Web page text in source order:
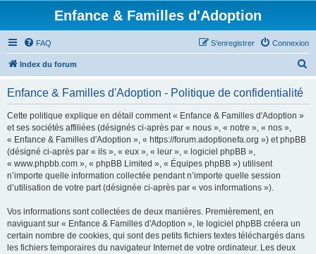
Enfance & Familles d'Adoption
FAQ Connexion
S’enregistrer
Index du forum
Enfance & Familles d'Adoption - Politique de confidentialité
Cette politique explique en détail comment « Enfance & Familles d'Adoption »
et ses sociétés affiliées (désignés ci-après par « nous », « notre », « nos »,
« Enfance & Familles d'Adoption », « https://forum.adoptionefa.org ») et phpBB
(désigné ci-après par « ils », « eux », « leur », « logiciel phpBB »,
« www.phpbb.com », « phpBB Limited », « Équipes phpBB ») utilisent
n’importe quelle information collectée pendant n’importe quelle session
d’utilisation de votre part (désignée ci-après par « vos informations »).
Vos informations sont collectées de deux manières. Premièrement, en
naviguant sur « Enfance & Familles d'Adoption », le logiciel phpBB créera un
certain nombre de cookies, qui sont des petits fichiers textes téléchargés dans
les fichiers temporaires du navigateur Internet de votre ordinateur. Les deux